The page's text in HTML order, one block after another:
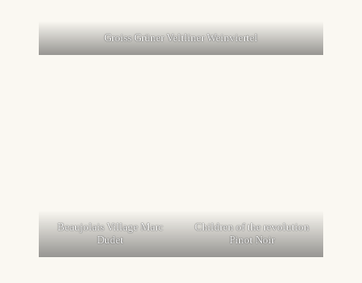
Groiss Grüner Veltliner Weinviertel
Beaujolais Village Marc
Dudet
Children of the revolution
Pinot Noir